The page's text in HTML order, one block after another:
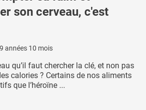
son cerveau, c'est
9 années 10 mois
qu’il faut chercher la clé, et non pas
calories ? Certains de nos aliments
que l’héroïne ...